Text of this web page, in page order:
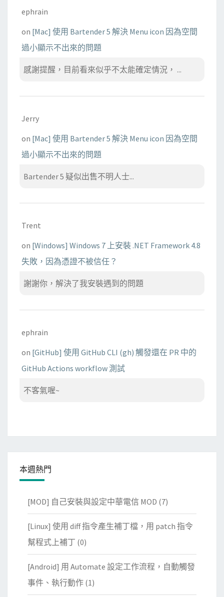
ephrain
on [Mac] 使用 Bartender 5 解決 Menu icon 因為空間
過小顯示不出來的問題
感謝提醒，目前看來似乎不太能確定情況， ...
Jerry
on [Mac] 使用 Bartender 5 解決 Menu icon 因為空間
過小顯示不出來的問題
Bartender 5 疑似出售不明人士...
Trent
on [Windows] Windows 7 上安裝 .NET Framework 4.8
失敗，因為憑證不被信任？
謝謝你，解決了我安裝遇到的問題
ephrain
on [GitHub] 使用 GitHub CLI (gh) 觸發還在 PR 中的
GitHub Actions workflow 測試
不客氣喔~
本週熱門
[MOD] 自己安裝與設定中華電信 MOD (7)
[Linux] 使用 diff 指令產生補丁檔，用 patch 指令
幫程式上補丁 (0)
[Android] 用 Automate 設定工作流程，自動觸發
事件、執行動作 (1)